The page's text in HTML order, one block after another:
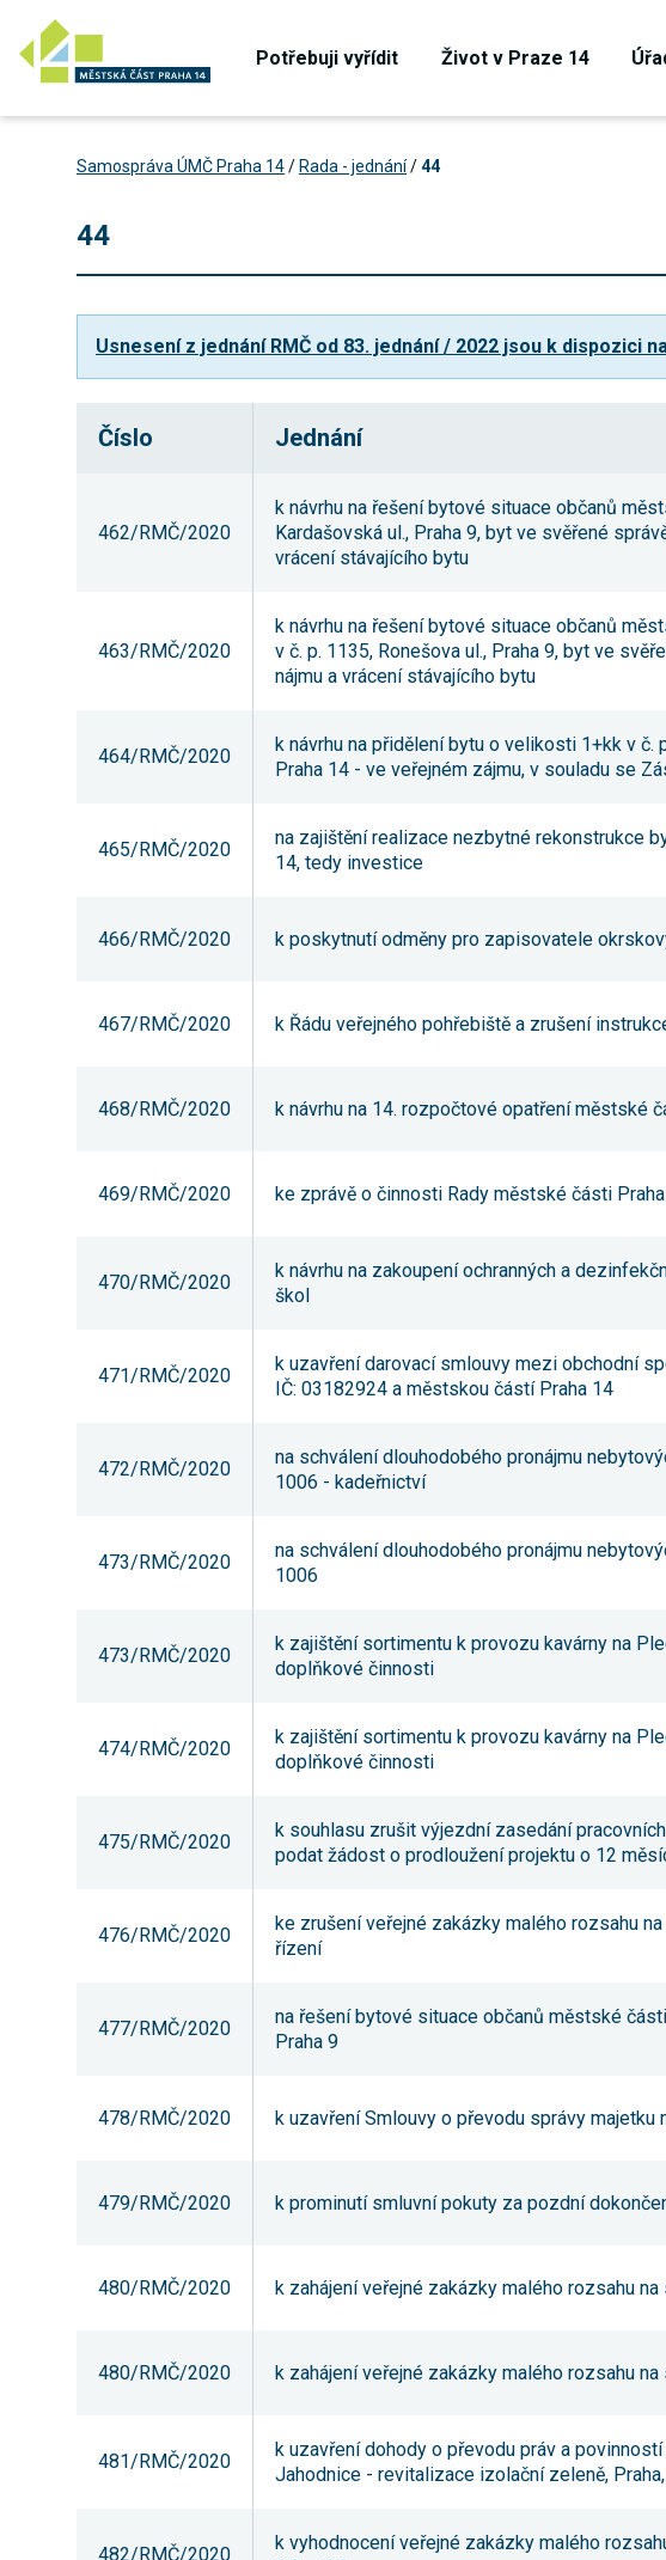
Potřebuji vyřídit Život v Praze 14
Samospráva ÚMČ Praha 14/ Rada - jednání/44
44
Usnesení z jednání RMČ od 83. jednání / 2022 jsou k dispozici
Číslo Jednání
462/RMČ/2020
k návrhu na řešení bytové situace občanů
Kardašovská ul., Praha 9, byt ve svěřené
vrácení stávajícího bytu
463/RMČ/2020
k návrhu na řešení bytové situace občanů
v č. p. 1135, Ronešova ul., Praha 9, byt ve
nájmu a vrácení stávajícího bytu
464/RMČ/2020
k návrhu na přidělení bytu o velikosti 1+kk v č.
Praha 14 - ve veřejném zájmu, v souladu se
465/RMČ/2020
na zajištění realizace nezbytné rekonstrukce
14, tedy investice
466/RMČ/2020 k poskytnutí odměny pro zapisovatele
467/RMČ/2020 k Řádu veřejného pohřebiště a zrušení
468/RMČ/2020 k návrhu na 14. rozpočtové opatření městské
469/RMČ/2020 ke zprávě o činnosti Rady městské části
470/RMČ/2020
k návrhu na zakoupení ochranných a
škol
471/RMČ/2020
k uzavření darovací smlouvy mezi obchodní
IČ: 03182924 a městskou částí Praha 14
472/RMČ/2020
na schválení dlouhodobého pronájmu
1006 - kadeřnictví
473/RMČ/2020
na schválení dlouhodobého pronájmu
1006
473/RMČ/2020
k zajištění sortimentu k provozu kavárny na
doplňkové činnosti
474/RMČ/2020
k zajištění sortimentu k provozu kavárny na
doplňkové činnosti
475/RMČ/2020
k souhlasu zrušit výjezdní zasedání
podat žádost o prodloužení projektu o 12
476/RMČ/2020
ke zrušení veřejné zakázky malého rozsahu
řízení
477/RMČ/2020
na řešení bytové situace občanů městské
Praha 9
478/RMČ/2020 k uzavření Smlouvy o převodu správy
479/RMČ/2020 k prominutí smluvní pokuty za pozdní
480/RMČ/2020 k zahájení veřejné zakázky malého rozsahu
480/RMČ/2020 k zahájení veřejné zakázky malého rozsahu
481/RMČ/2020
k uzavření dohody o převodu práv a
Jahodnice - revitalizace izolační zeleně,
482/RMČ/2020
k vyhodnocení veřejné zakázky malého